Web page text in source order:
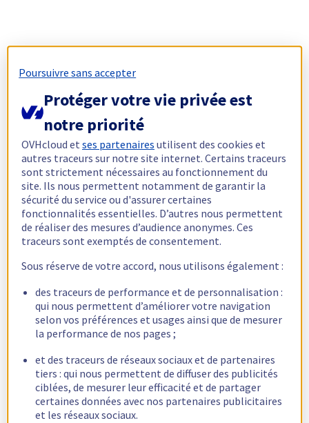
Poursuivre sans accepter
Protéger votre vie privée est
notre priorité
OVHcloud etses partenaires utilisent des cookies et
autres traceurs sur notre site internet. Certains traceurs
sont strictement nécessaires au fonctionnement du
site. Ils nous permettent notamment de garantir la
sécurité du service ou d'assurer certaines
fonctionnalités essentielles. D’autres nous permettent
de réaliser des mesures d’audience anonymes. Ces
traceurs sont exemptés de consentement.
Sous réserve de votre accord, nous utilisons également :
des traceurs de performance et de personnalisation :
qui nous permettent d’améliorer votre navigation
selon vos préférences et usages ainsi que de mesurer
la performance de nos pages ;
et des traceurs de réseaux sociaux et de partenaires
tiers : qui nous permettent de diffuser des publicités
ciblées, de mesurer leur efficacité et de partager
certaines données avec nos partenaires publicitaires
et les réseaux sociaux.